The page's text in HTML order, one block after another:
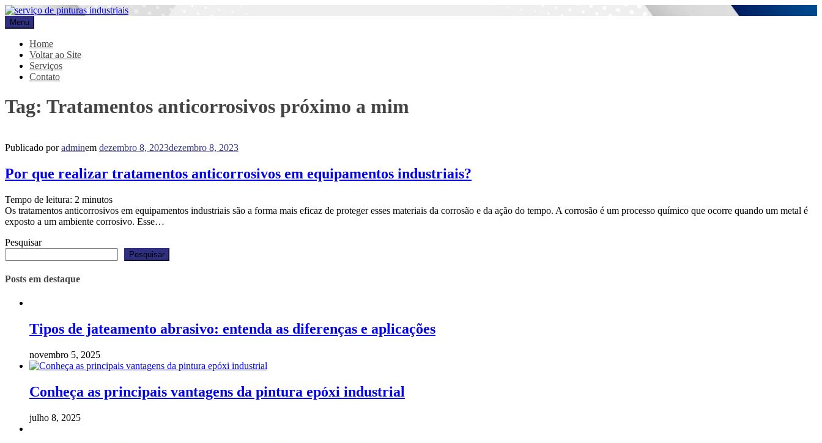
Pular
para
o
conteúdo
Promar
Blog
Menu
Home
Voltar ao Site
Serviços
Contato
Tag: Tratamentos anticorrosivos próximo a mim
Publicado poradminem dezembro 8, 2023dezembro 8, 2023
Por que realizar tratamentos anticorrosivos em equipamentos industriais?
Tempo de leitura: 2 minutos
Os tratamentos anticorrosivos em equipamentos industriais são a forma mais eficaz de proteger esses materiais da corrosão e da ação do tempo. A corrosão é um processo químico que ocorre quando um metal é
exposto a um ambiente corrosivo. Esse…
Pesquisar
Pesquisar
Posts em destaque
Tipos de jateamento abrasivo: entenda as diferenças e aplicações
novembro 5, 2025
Conheça as principais vantagens da pintura epóxi industrial
julho 8, 2025